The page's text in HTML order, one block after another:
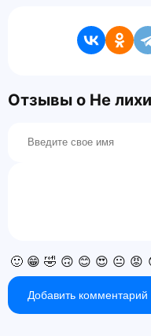
Отзывы о Не
🙂 😁 🤣 🙃 😊 😍 😐 😡
Добавить комментарий